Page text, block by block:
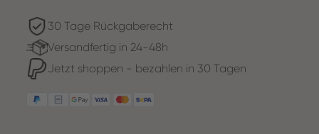
30 Tage Rückgaberecht
Versandfertig in 24-48h
Jetzt shoppen - bezahlen in 30 Tagen